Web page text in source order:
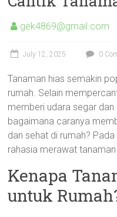
gek4869@gmail.com
July 12, 2025 0
Tanaman hias semakin
rumah. Selain
memberi udara segar dan
bagaimana caranya
dan sehat di rumah?
rahasia merawat
Kenapa
untuk